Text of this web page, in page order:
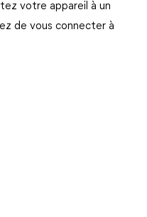
votre appareil à un
de vous connecter à